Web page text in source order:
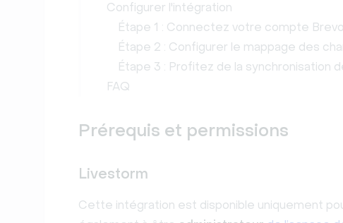
Configurer l'intégration
Étape 1 : Connectez votre compte Brevo
Étape 2 : Configurer le mappage des
Étape 3 : Profitez de la synchronisation
FAQ
Prérequis et permissions
Livestorm
Cette intégration est disponible uniquement